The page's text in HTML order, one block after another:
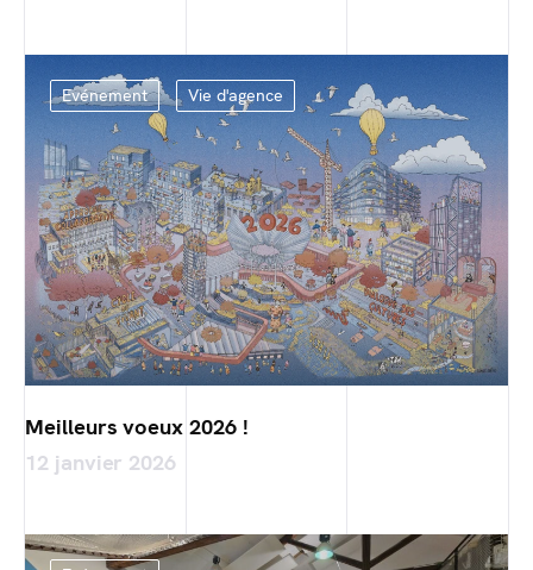
Evénement Vie d'agence
Meilleurs voeux 2026 !
12 janvier 2026